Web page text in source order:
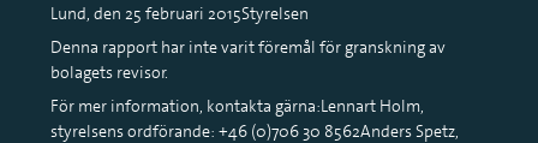
Lund, den 25 februari 2015Styrelsen
Denna rapport har inte varit föremål för granskning av
bolagets revisor.
För mer information, kontakta gärna:Lennart Holm,
styrelsens ordförande: +46 (0)706 30 8562Anders Spetz,